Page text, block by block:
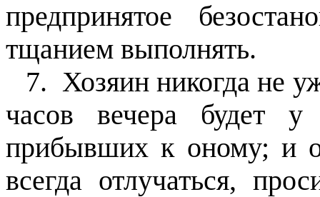
предпринятое
тщанием выполнять.
7. Хозяин никогда не
часов вечера будет
прибывших к оному; и
всегда отлучаться,